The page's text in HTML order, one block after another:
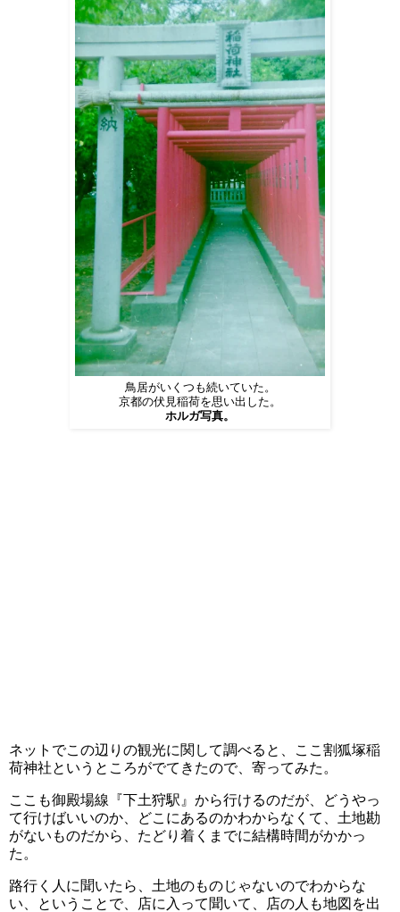
鳥居がいくつも続いていた。
京都の伏見稲荷を思い出した。
ホルガ写真。
ネットでこの辺りの観光に関して調べると、ここ割狐塚稲
荷神社というところがでてきたので、寄ってみた。
ここも御殿場線『下土狩駅』から行けるのだが、どうやっ
て行けばいいのか、どこにあるのかわからなくて、土地勘
がないものだから、たどり着くまでに結構時間がかかっ
た。
路行く人に聞いたら、土地のものじゃないのでわからな
い、ということで、店に入って聞いて、店の人も地図を出